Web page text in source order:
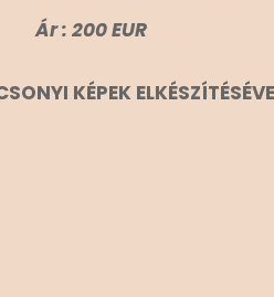
Ár : 200 EUR
KÉPEK